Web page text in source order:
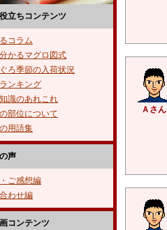
立ちコンテンツ
コラム
かるマグロ図式
ろ季節の入荷状況
ンキング
識のあれこれ
部位について
用語集
声
ご感想編
わせ編
コンテンツ
Ａさん